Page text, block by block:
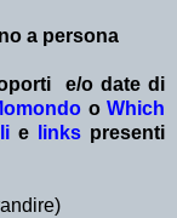
a persona
e/o date di
o Which
e links presenti